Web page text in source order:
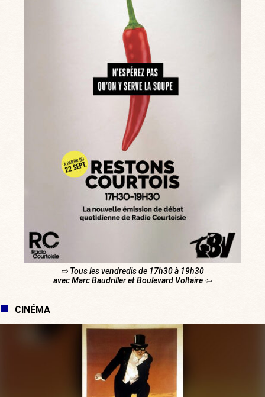
⇨ Tous les vendredis de 17h30 à 19h30
avec Marc Baudriller et Boulevard Voltaire ⇦
CINÉMA